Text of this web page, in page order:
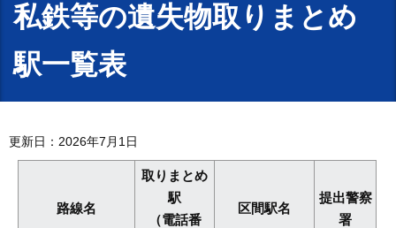
私鉄等の遺失物取りまとめ
駅一覧表
更新日：2026年7月1日
路線名
取りまとめ
駅
（電話番
区間駅名
提出警察
署